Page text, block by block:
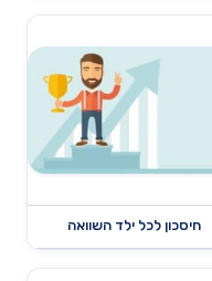
חיסכון לכל ילד השוואה